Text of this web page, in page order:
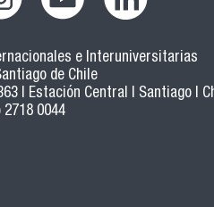
e Interuniversitarias
de Chile
| Estación Central | Santiago |
2718 0044